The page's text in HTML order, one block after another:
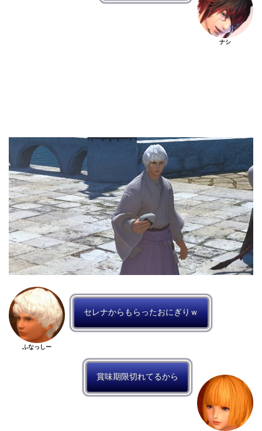
ナシ
ふなっしー
セレナからもらったおにぎりｗ
賞味期限切れてるから